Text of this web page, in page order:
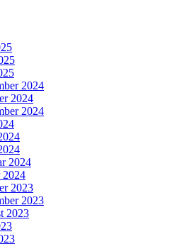
2024
2024
2024
2024
2024
2023
2023
2023